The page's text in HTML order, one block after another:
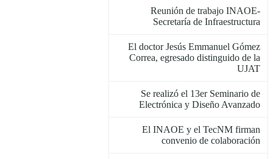
Reunión de trabajo INAOE-
Secretaría de Infraestructura
El doctor Jesús Emmanuel Gómez
Correa, egresado distinguido de la
UJAT
Se realizó el 13er Seminario de
Electrónica y Diseño Avanzado
El INAOE y el TecNM firman
convenio de colaboración